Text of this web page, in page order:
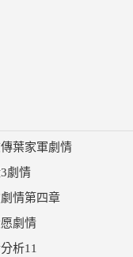
葉家軍劇情
劇情
情第四章
劇情
析11